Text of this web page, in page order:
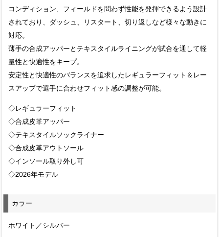
コンディション、フィールドを問わず性能を発揮できるよう設計
されており、ダッシュ、リスタート、切り返しなど様々な動きに
対応。
薄手の合成アッパーとテキスタイルライニングが試合を通して軽
量性と快適性をキープ。
安定性と快適性のバランスを追求したレギュラーフィット＆レー
スアップで選手に合わせフィット感の調整が可能。
◇レギュラーフィット
◇合成皮革アッパー
◇テキスタイルソックライナー
◇合成皮革アウトソール
◇インソール取り外し可
◇2026年モデル
カラー
ホワイト／シルバー